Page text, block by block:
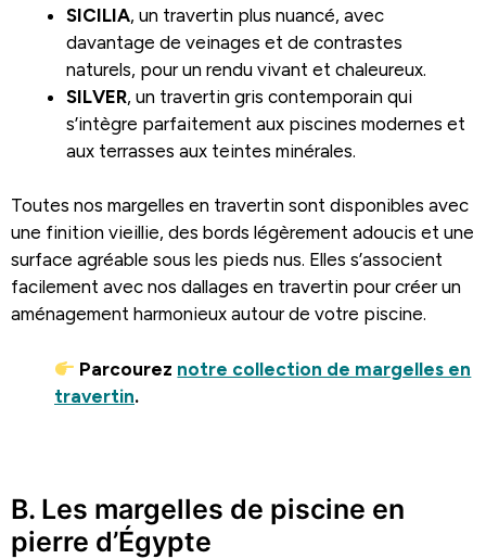
SICILIA, un travertin plus nuancé, avec
davantage de veinages et de contrastes
naturels, pour un rendu vivant et chaleureux.
SILVER, un travertin gris contemporain qui
s’intègre parfaitement aux piscines modernes et
aux terrasses aux teintes minérales.
Toutes nos margelles en travertin sont disponibles avec
une finition vieillie, des bords légèrement adoucis et une
surface agréable sous les pieds nus. Elles s’associent
facilement avec nos dallages en travertin pour créer un
aménagement harmonieux autour de votre piscine.
Parcourez notre collection de margelles en
travertin.
B. Les margelles de piscine en
pierre d’Égypte